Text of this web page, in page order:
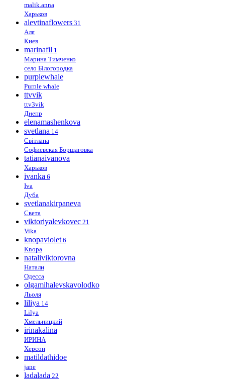
malik.anna
Харьков
alevtinaflowers 31
Аля
Киев
marinafil 1
Марина Тимченко
село Білогородка
purplewhale
Purple whale
ttvvik
ttv3vik
Днепр
elenamashenkova
svetlana 14
Світлана
Софиевская Борщаговка
tatianaivanova
Харьков
ivanka 6
Iva
Дуба
svetlanakirpaneva
Света
viktoriyalevkovec 21
Vika
knopaviolet 6
Knopa
nataliviktorovna
Натали
Одесса
olgamihalevskavolodko
Льоля
liliya 14
Lilya
Хмельницкий
irinakalina
ИРИНА
Херсон
matildathidoe
jane
ladalada 22